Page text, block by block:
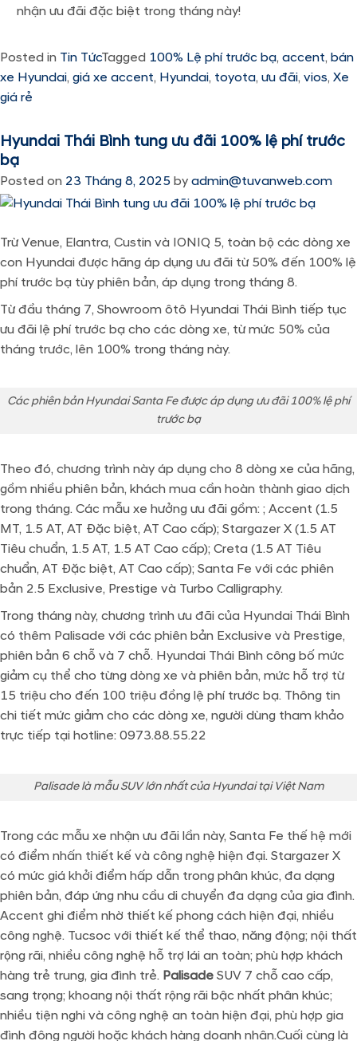
nhận ưu đãi đặc biệt trong tháng này!
Posted in Tin TứcTagged 100% Lệ phí trước bạ, accent, bán
xe Hyundai, giá xe accent, Hyundai, toyota, ưu đãi, vios, Xe
giá rẻ
Hyundai Thái Bình tung ưu đãi 100% lệ phí trước
bạ
Posted on 23 Tháng 8, 2025 by admin@tuvanweb.com
Trừ Venue, Elantra, Custin và IONIQ 5, toàn bộ các dòng xe
con Hyundai được hãng áp dụng ưu đãi từ 50% đến 100% lệ
phí trước bạ tùy phiên bản, áp dụng trong tháng 8.
Từ đầu tháng 7, Showroom ôtô Hyundai Thái Bình tiếp tục
ưu đãi lệ phí trước bạ cho các dòng xe, từ mức 50% của
tháng trước, lên 100% trong tháng này.
Các phiên bản Hyundai Santa Fe được áp dụng ưu đãi 100% lệ phí
trước bạ
Theo đó, chương trình này áp dụng cho 8 dòng xe của hãng,
gồm nhiều phiên bản, khách mua cần hoàn thành giao dịch
trong tháng. Các mẫu xe hưởng ưu đãi gồm: ; Accent (1.5
MT, 1.5 AT, AT Đặc biệt, AT Cao cấp); Stargazer X (1.5 AT
Tiêu chuẩn, 1.5 AT, 1.5 AT Cao cấp); Creta (1.5 AT Tiêu
chuẩn, AT Đặc biệt, AT Cao cấp); Santa Fe với các phiên
bản 2.5 Exclusive, Prestige và Turbo Calligraphy.
Trong tháng này, chương trình ưu đãi của Hyundai Thái Bình
có thêm Palisade với các phiên bản Exclusive và Prestige,
phiên bản 6 chỗ và 7 chỗ. Hyundai Thái Bình công bố mức
giảm cụ thể cho từng dòng xe và phiên bản, mức hỗ trợ từ
15 triệu cho đến 100 triệu đồng lệ phí trước bạ. Thông tin
chi tiết mức giảm cho các dòng xe, người dùng tham khảo
trực tiếp tại hotline: 0973.88.55.22
Palisade là mẫu SUV lớn nhất của Hyundai tại Việt Nam
Trong các mẫu xe nhận ưu đãi lần này, Santa Fe thế hệ mới
có điểm nhấn thiết kế và công nghệ hiện đại. Stargazer X
có mức giá khởi điểm hấp dẫn trong phân khúc, đa dạng
phiên bản, đáp ứng nhu cầu di chuyển đa dạng của gia đình.
Accent ghi điểm nhờ thiết kế phong cách hiện đại, nhiều
công nghệ. Tucsoc với thiết kế thể thao, năng động; nội thất
rộng rãi, nhiều công nghệ hỗ trợ lái an toàn; phù hợp khách
hàng trẻ trung, gia đình trẻ. Palisade SUV 7 chỗ cao cấp,
sang trọng; khoang nội thất rộng rãi bậc nhất phân khúc;
nhiều tiện nghi và công nghệ an toàn hiện đại, phù hợp gia
đình đông người hoặc khách hàng doanh nhân.Cuối cùng là